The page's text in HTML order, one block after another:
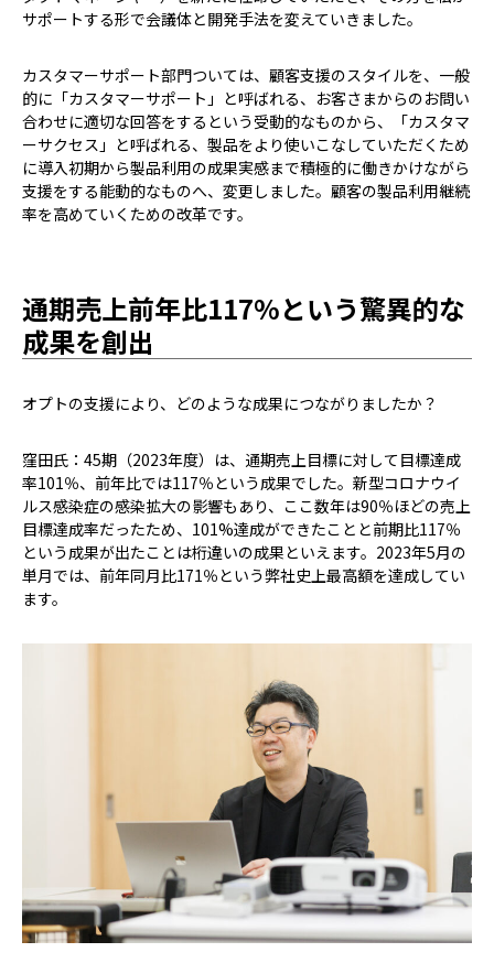
サポートする形で会議体と開発手法を変えていきました。
カスタマーサポート部門ついては、顧客支援のスタイルを、一般
的に「カスタマーサポート」と呼ばれる、お客さまからのお問い
合わせに適切な回答をするという受動的なものから、「カスタマ
ーサクセス」と呼ばれる、製品をより使いこなしていただくため
に導入初期から製品利用の成果実感まで積極的に働きかけながら
支援をする能動的なものへ、変更しました。顧客の製品利用継続
率を高めていくための改革です。
通期売上前年比117%という驚異的な
成果を創出
――オプトの支援により、どのような成果につながりましたか？
窪田氏：45期（2023年度）は、通期売上目標に対して目標達成
率101％、前年比では117％という成果でした。新型コロナウイ
ルス感染症の感染拡大の影響もあり、ここ数年は90％ほどの売上
目標達成率だったため、101%達成ができたことと前期比117％
という成果が出たことは桁違いの成果といえます。2023年5月の
単月では、前年同月比171％という弊社史上最高額を達成してい
ます。